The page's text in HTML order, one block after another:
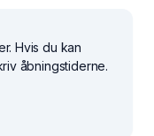
Hvis du kan
åbningstiderne.